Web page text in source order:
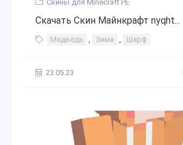
Скины для Minecraft PE
Скачать Скин Майнкрафт nyqht...
Медведь , Зима , Шарф
23.05.23